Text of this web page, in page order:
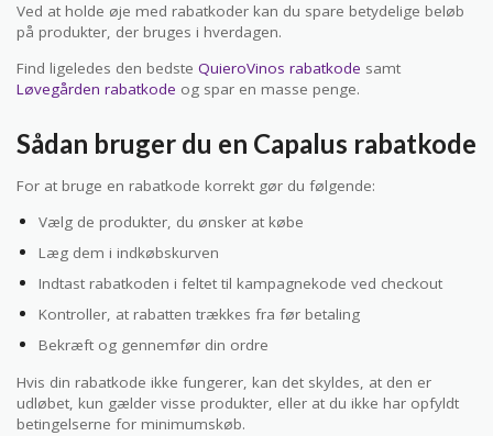
Ved at holde øje med rabatkoder kan du spare betydelige beløb
på produkter, der bruges i hverdagen.
Find ligeledes den bedste QuieroVinos rabatkode samt
Løvegården rabatkode og spar en masse penge.
Sådan bruger du en Capalus rabatkode
For at bruge en rabatkode korrekt gør du følgende:
Vælg de produkter, du ønsker at købe
Læg dem i indkøbskurven
Indtast rabatkoden i feltet til kampagnekode ved checkout
Kontroller, at rabatten trækkes fra før betaling
Bekræft og gennemfør din ordre
Hvis din rabatkode ikke fungerer, kan det skyldes, at den er
udløbet, kun gælder visse produkter, eller at du ikke har opfyldt
betingelserne for minimumskøb.